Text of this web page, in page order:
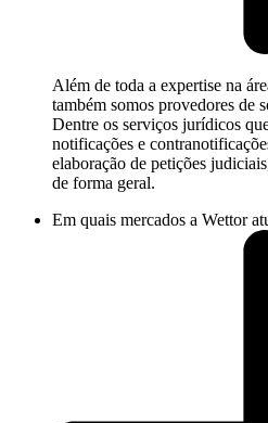
Além de toda a expertise na
também somos provedores de
Dentre os serviços jurídicos
notificações e
elaboração de petições
de forma geral.
Em quais mercados a Wettor